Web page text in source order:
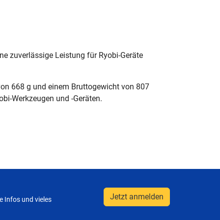
zuverlässige Leistung für Ryobi-Geräte
668 g und einem Bruttogewicht von 807
Werkzeugen und -Geräten.
Infos und vieles Jetzt anmelden